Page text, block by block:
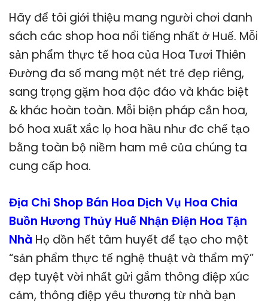
Hãy để tôi giới thiệu mang người chơi danh
sách các shop hoa nổi tiếng nhất ở Huế. Mỗi
sản phẩm thực tế hoa của Hoa Tươi Thiên
Đường đa số mang một nét trẻ đẹp riêng,
sang trọng gặm hoa độc đáo và khác biệt
& khác hoàn toàn. Mỗi biện pháp cắn hoa,
bó hoa xuất xắc lọ hoa hầu như đc chế tạo
bằng toàn bộ niềm ham mê của chúng ta
cung cấp hoa.
Địa Chỉ Shop Bán Hoa Dịch Vụ Hoa Chia
Buồn Hương Thủy Huế Nhận Điện Hoa Tận
Nhà Họ dồn hết tâm huyết để tạo cho một
“sản phẩm thực tế nghệ thuật và thẩm mỹ”
đẹp tuyệt vời nhất gửi gắm thông điệp xúc
cảm, thông điệp yêu thương từ nhà bạn